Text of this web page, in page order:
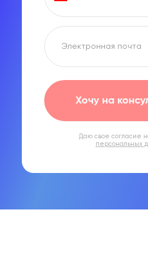
Хочу на
Даю свое согласие
персональных